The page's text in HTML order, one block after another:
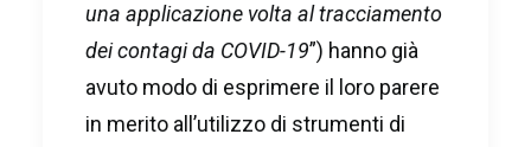
una applicazione volta al tracciamento
dei contagi da COVID-19”) hanno già
avuto modo di esprimere il loro parere
in merito all’utilizzo di strumenti di